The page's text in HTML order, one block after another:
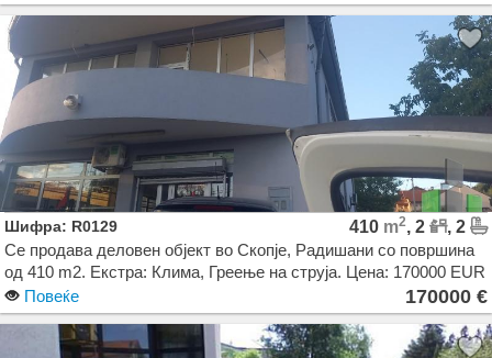
Шифра: R0129 410 m2, 2
, 2
Се продава деловен објект во Скопје, Радишани со површина
од 410 m2. Екстра: Клима, Греење на струја. Цена: 170000 EUR
Повеќе
170000 €